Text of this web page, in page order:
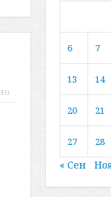
6 7
13 14
20 21
27 28
« Сен